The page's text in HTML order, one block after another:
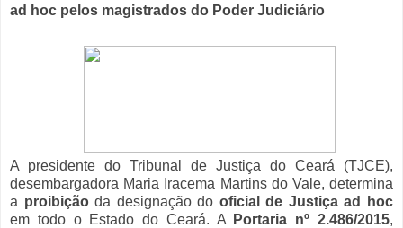
ad hoc pelos magistrados do Poder Judiciário
A presidente do Tribunal de Justiça do Ceará (TJCE),
desembargadora Maria Iracema Martins do Vale, determina
a proibiçãoda designação do oficial de Justiça ad hoc
em todo o Estado do Ceará. A
Portaria nº 2.486/2015,